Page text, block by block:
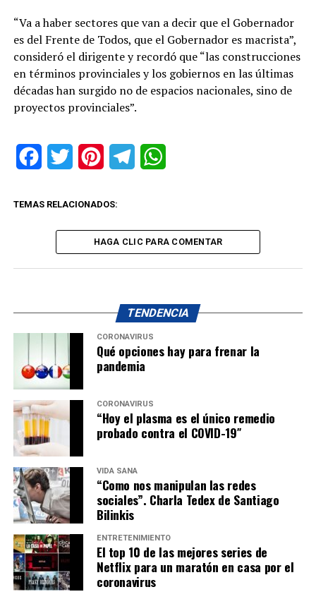
“Va a haber sectores que van a decir que el Gobernador
es del Frente de Todos, que el Gobernador es macrista”,
consideró el dirigente y recordó que “las construcciones
en términos provinciales y los gobiernos en las últimas
décadas han surgido no de espacios nacionales, sino de
proyectos provinciales”.
FacebookTwitter PinterestTelegram
TEMAS RELACIONADOS:
HAGA CLIC PARA COMENTAR
TENDENCIA
CORONAVIRUS
Qué opciones hay para frenar la
pandemia
CORONAVIRUS
“Hoy el plasma es el único remedio
probado contra el COVID-19″
VIDA SANA
“Como nos manipulan las redes
sociales”. Charla Tedex de Santiago
Bilinkis
ENTRETENIMIENTO
El top 10 de las mejores series de
Netflix para un maratón en casa por el
coronavirus